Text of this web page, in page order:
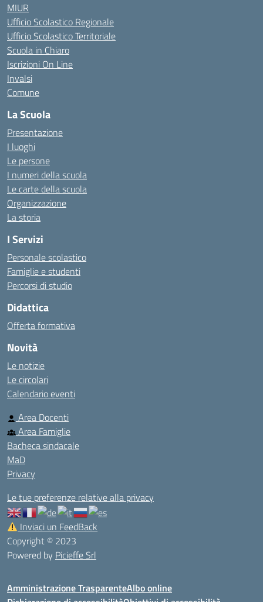
MIUR
Ufficio Scolastico Regionale
Ufficio Scolastico Territoriale
Scuola in Chiaro
Iscrizioni On Line
Invalsi
Comune
La Scuola
Presentazione
I luoghi
Le persone
I numeri della scuola
Le carte della scuola
Organizzazione
La storia
I Servizi
Personale scolastico
Famiglie e studenti
Percorsi di studio
Didattica
Offerta formativa
Novità
Le notizie
Le circolari
Calendario eventi
Area Docenti
Area Famiglie
Bacheca sindacale
MaD
Privacy
Le tue preferenze relative alla privacy
Inviaci un FeedBack
Copyright © 2023
Powered by Picieffe Srl
Amministrazione TrasparenteAlbo online